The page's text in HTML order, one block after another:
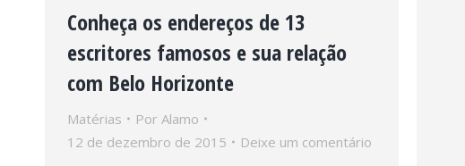
Conheça os endereços de 13
escritores famosos e sua relação
com Belo Horizonte
Matérias Por Alamo
12 de dezembro de 2015
Deixe um comentário